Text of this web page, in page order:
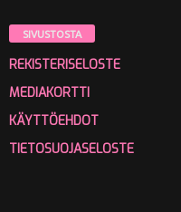
SIVUSTOSTA
REKISTERISELOSTE
MEDIAKORTTI
KÄYTTÖEHDOT
TIETOSUOJASELOSTE